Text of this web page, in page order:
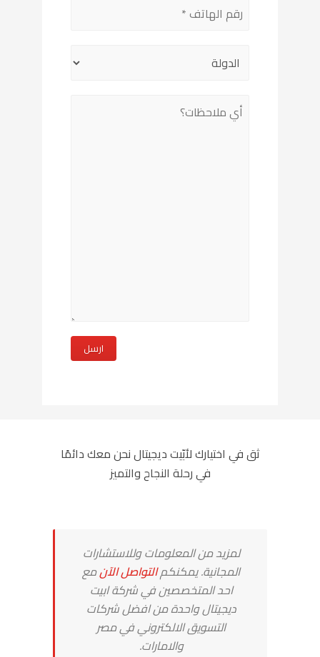
ثق في اختيارك لأبّيت ديجيتال نحن معك دائمًا
في رحلة النجاح والتميز
لمزيد من المعلومات وللاستشارات
المجانية. يمكنكمالتواصل الآنمع
احد المتخصصين في شركة ابيت
ديجيتال واحدة من افضل شركات
التسويق الالكتروني في مصر
والامارات.